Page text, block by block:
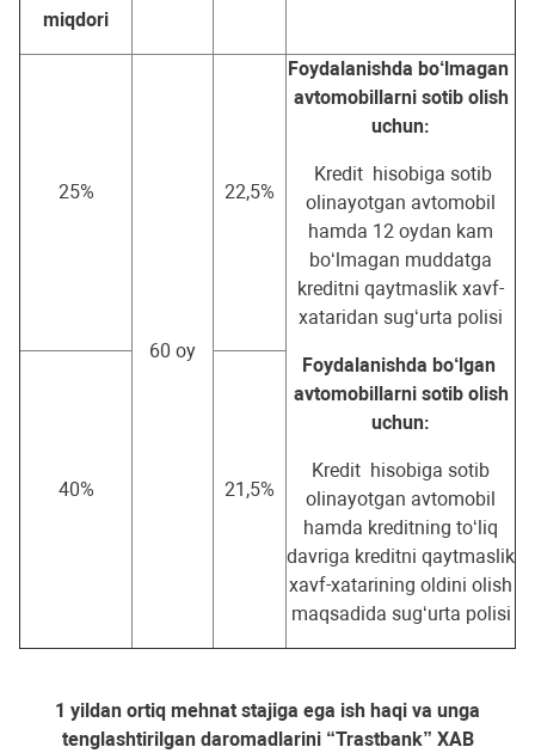
miqdori
25%
60 oy
22,5%
Foydalanishda bo‘lmagan
avtomobillarni sotib olish
uchun:
Kredit hisobiga sotib
olinayotgan avtomobil
hamda 12 oydan kam
bo‘lmagan muddatga
kreditni qaytmaslik xavf-
xataridan sug‘urta polisi
Foydalanishda bo‘lgan
avtomobillarni sotib olish
uchun:
Kredit hisobiga sotib
olinayotgan avtomobil
hamda kreditning to‘liq
davriga kreditni qaytmaslik
xavf-xatarining oldini olish
maqsadida sug‘urta polisi
40% 21,5%
1 yildan ortiq mehnat stajiga ega ish haqi va unga
tenglashtirilgan daromadlarini “Trastbank” XAB